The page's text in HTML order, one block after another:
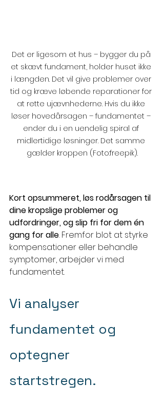
Det er ligesom et hus – bygger du på
et skævt fundament, holder huset ikke
i længden. Det vil give problemer over
tid og kræve løbende reparationer for
at rette ujævnhederne. Hvis du ikke
løser hovedårsagen – fundamentet –
ender du i en uendelig spiral af
midlertidige løsninger. Det samme
gælder kroppen (Foto:freepik).
Kort opsummeret, løs rodårsagen til
dine kropslige problemer og
udfordringer, og slip fri for dem én
gang for alle. Fremfor blot at styrke
kompensationer eller behandle
symptomer, arbejder vi med
fundamentet.
Vi analyser
fundamentet og
optegner
startstregen.